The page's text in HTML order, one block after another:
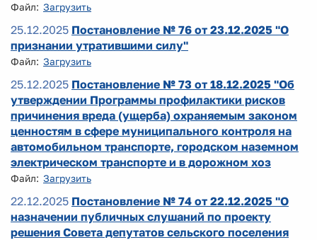
Файл: Загрузить
25.12.2025 Постановление № 76 от 23.12.2025 "О
признании утратившими силу"
Файл: Загрузить
25.12.2025 Постановление № 73 от 18.12.2025 "Об
утверждении Программы профилактики рисков
причинения вреда (ущерба) охраняемым законом
ценностям в сфере муниципального контроля на
автомобильном транспорте, городском наземном
электрическом транспорте и в дорожном хоз
Файл: Загрузить
22.12.2025 Постановление № 74 от 22.12.2025 "О
назначении публичных слушаний по проекту
решения Совета депутатов сельского поселения